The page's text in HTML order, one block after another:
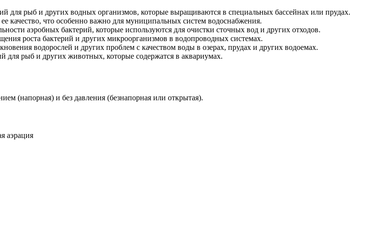
для рыб и других водных организмов, которые выращиваются в специальных бассейнах или прудах.
качество, что особенно важно для муниципальных систем водоснабжения.
аэробных бактерий, которые используются для очистки сточных вод и других отходов.
роста бактерий и других микроорганизмов в водопроводных системах.
водорослей и других проблем с качеством воды в озерах, прудах и других водоемах.
для рыб и других животных, которые содержатся в аквариумах.
(напорная) и без давления (безнапорная или открытая).